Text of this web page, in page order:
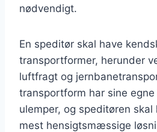
nødvendigt.
En speditør skal have
transportformer, herunder
luftfragt og
transportform har sine
ulemper, og speditøren
mest hensigtsmæssige